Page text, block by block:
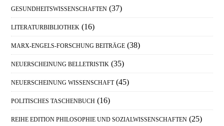
GESUNDHEITSWISSENSCHAFTEN (37)
LITERATURBIBLIOTHEK (16)
MARX-ENGELS-FORSCHUNG BEITRÄGE (38)
NEUERSCHEINUNG BELLETRISTIK (35)
NEUERSCHEINUNG WISSENSCHAFT (45)
POLITISCHES TASCHENBUCH (16)
REIHE EDITION PHILOSOPHIE UND SOZIALWISSENSCHAFTEN (25)